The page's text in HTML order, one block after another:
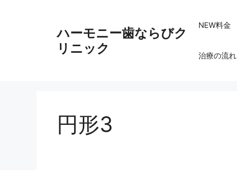
ハーモニー歯ならびク
リニック
NEW料金
治療の流れ
円形3